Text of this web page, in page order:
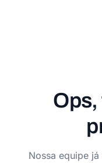
Ops,
Nossa equipe